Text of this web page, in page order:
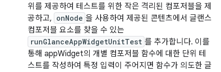
위를 제공하여 테스트를 위한 작은 격리된 컴포저블을 제
공하고, onNode 을 사용하여 제공된 콘텐츠에서 글랜스
컴포저블 요소를 찾을 수 있는
runGlanceAppWidgetUnitTest 를 추가합니다. 이를
통해 appWidget의 개별 컴포저블 함수에 대한 단위 테
스트를 작성하여 특정 입력이 주어지면 함수가 의도한 글